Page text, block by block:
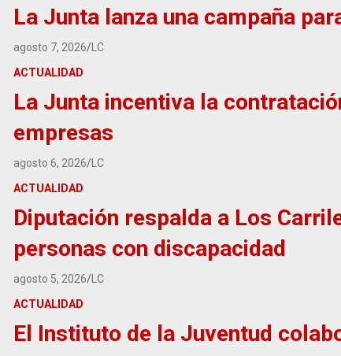
La Junta lanza una campaña
agosto 7, 2026
LC
ACTUALIDAD
La Junta incentiva la
empresas
agosto 6, 2026
LC
ACTUALIDAD
Diputación respalda a Los
personas con discapacidad
agosto 5, 2026
LC
ACTUALIDAD
El Instituto de la Juventud